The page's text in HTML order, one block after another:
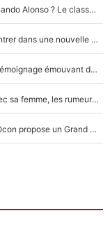
Max Verstappen, Lewis Hamilton… et bientôt Fernando Alonso ? Le classement des pilotes les mieux payés en Formule 1 risque de changer !
F1 - Alpine signe un accord «impensable» et va entrer dans une nouvelle dimension : Grande nouvelle pour Pierre Gasly !
F1 : « Je lui ai fait un câlin, puis j’ai dû partir...», le témoignage émouvant de Max Verstappen sur sa fille
F1 : Charles Leclerc surpris par les paparazzis avec sa femme, les rumeurs étaient vraies !
Comme pour le final du Tour de France, Esteban Ocon propose un Grand Prix de Formule 1 à Paris : «Autour de l’Arc de Triomphe, ce serait génial» !